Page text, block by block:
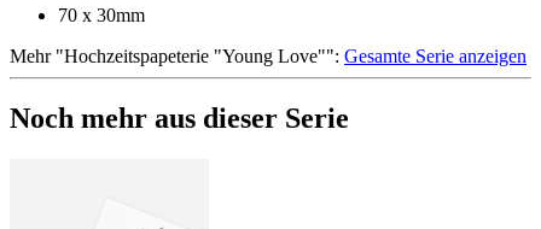
70 x 30mm
Mehr"Hochzeitspapeterie "Young Love"": Gesamte Serie anzeigen
Noch mehr aus dieser Serie